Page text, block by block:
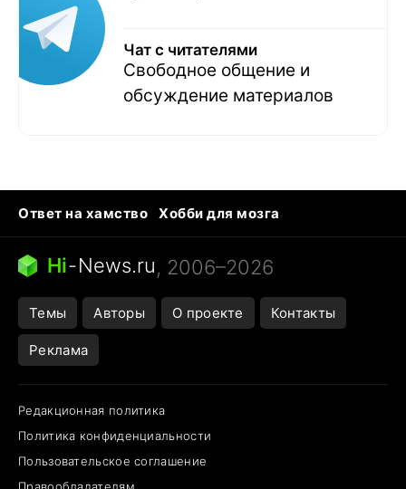
Чат с читателями
Свободное общение и
обсуждение материалов
Ответ на хамство
Хобби для мозга
Бензин 100 vs 95
Тунцы в океанариуме
Следующая пандемия
Hi-News.ru, 2006–2026
Темы Авторы О проекте Контакты
Реклама
Редакционная политика
Политика конфиденциальности
Пользовательское соглашение
Правообладателям